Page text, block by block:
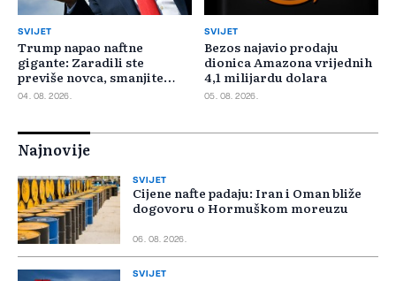
SVIJET
Trump napao naftne
gigante: Zaradili ste
previše novca, smanjite
cijene
04. 08. 2026.
SVIJET
Bezos najavio prodaju
dionica Amazona vrijednih
4,1 milijardu dolara
05. 08. 2026.
Najnovije
SVIJET
Cijene nafte padaju: Iran i Oman bliže
dogovoru o Hormuškom moreuzu
06. 08. 2026.
SVIJET